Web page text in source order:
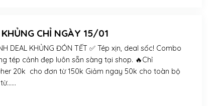
CHỈ NGÀY 15/01
DEAL KHỦNG ĐÓN TẾT ✅ Tép xịn, deal sốc! Combo
tép cảnh đẹp luôn sẵn sàng tại shop. 🔥Chỉ
20k cho đơn từ 150k Giảm ngay 50k cho toàn bộ